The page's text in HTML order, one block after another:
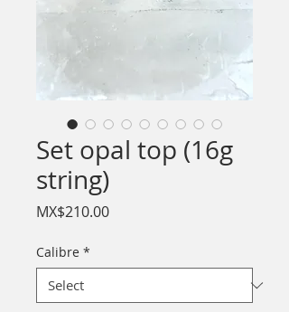
Set opal top (16g
string)
MX$210.00Price
Calibre *